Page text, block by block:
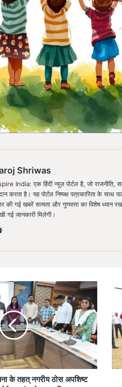
Shriwas
India: एक हिंदी न्यूज़ पोर्टल है, जो
करता है। यह पोर्टल निष्पक्ष पत्रकारिता के साथ
की गई खबरें सत्यता और गुणवत्ता का विशेष
गई जानकारी मिलेगी।
के तहत् नगरीय ठोस अपशिष्ट
मतदान
के
संबंधी